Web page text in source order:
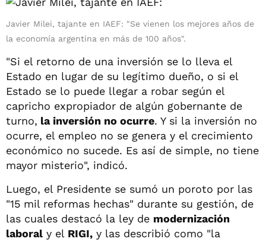
Javier Milei, tajante en IAEF: "Se vienen los mejores años de
la economía argentina en más de 100 años".
"Si el retorno de una inversión se lo lleva el
Estado en lugar de su legítimo dueño, o si el
Estado se lo puede llegar a robar según el
capricho expropiador de algún gobernante de
turno, la inversión no ocurre. Y si la inversión no
ocurre, el empleo no se genera y el crecimiento
económico no sucede. Es así de simple, no tiene
mayor misterio", indicó.
Luego, el Presidente se sumó un poroto por las
"15 mil reformas hechas" durante su gestión, de
las cuales destacó la ley de modernización
laboral y el RIGI, y las describió como "la